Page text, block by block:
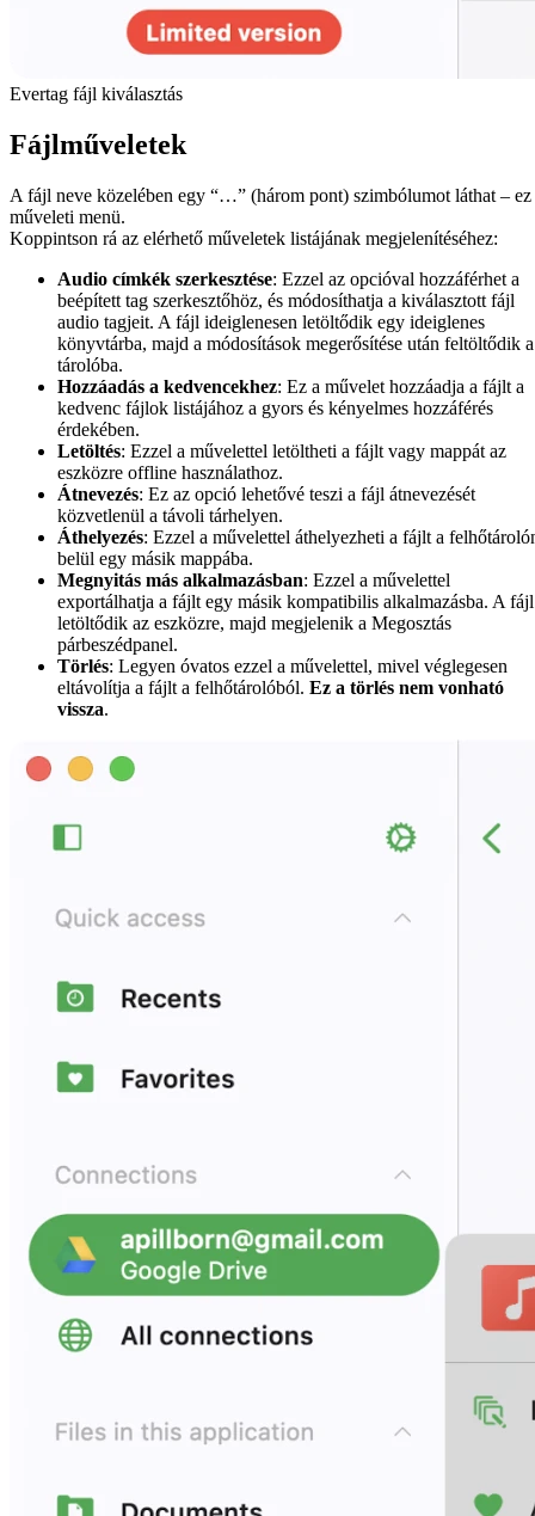
Evertag fájl kiválasztás
Fájlműveletek
A fájl neve közelében egy “…” (három pont) szimbólumot láthat – ez
műveleti menü.
Koppintson rá az elérhető műveletek listájának megjelenítéséhez:
Audio címkék szerkesztése: Ezzel az opcióval hozzáférhet a
beépített tag szerkesztőhöz, és módosíthatja a kiválasztott fájl
audio tagjeit. A fájl ideiglenesen letöltődik egy ideiglenes
könyvtárba, majd a módosítások megerősítése után feltöltődik a
tárolóba.
Hozzáadás a kedvencekhez: Ez a művelet hozzáadja a fájlt a
kedvenc fájlok listájához a gyors és kényelmes hozzáférés
érdekében.
Letöltés: Ezzel a művelettel letöltheti a fájlt vagy mappát az
eszközre offline használathoz.
Átnevezés: Ez az opció lehetővé teszi a fájl átnevezését
közvetlenül a távoli tárhelyen.
Áthelyezés: Ezzel a művelettel áthelyezheti a fájlt a
belül egy másik mappába.
Megnyitás más alkalmazásban: Ezzel a művelettel
exportálhatja a fájlt egy másik kompatibilis alkalmazásba. A fájl
letöltődik az eszközre, majd megjelenik a Megosztás
párbeszédpanel.
Törlés: Legyen óvatos ezzel a művelettel, mivel véglegesen
eltávolítja a fájlt a felhőtárolóból. Ez a törlés nem vonható
vissza.